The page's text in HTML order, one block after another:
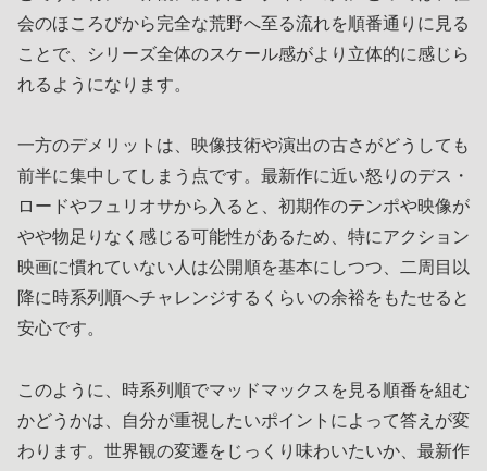
会のほころびから完全な荒野へ至る流れを順番通りに見る
ことで、シリーズ全体のスケール感がより立体的に感じら
れるようになります。
一方のデメリットは、映像技術や演出の古さがどうしても
前半に集中してしまう点です。最新作に近い怒りのデス・
ロードやフュリオサから入ると、初期作のテンポや映像が
やや物足りなく感じる可能性があるため、特にアクション
映画に慣れていない人は公開順を基本にしつつ、二周目以
降に時系列順へチャレンジするくらいの余裕をもたせると
安心です。
このように、時系列順でマッドマックスを見る順番を組む
かどうかは、自分が重視したいポイントによって答えが変
わります。世界観の変遷をじっくり味わいたいか、最新作